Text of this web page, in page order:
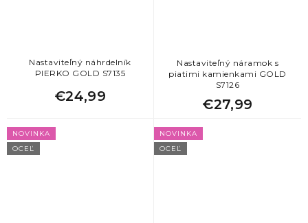
Nastaviteľný náhrdelník
PIERKO GOLD S7135
€24,99
Nastaviteľný náramok s
piatimi kamienkami GOLD
S7126
€27,99
NOVINKA
OCEĽ
NOVINKA
OCEĽ